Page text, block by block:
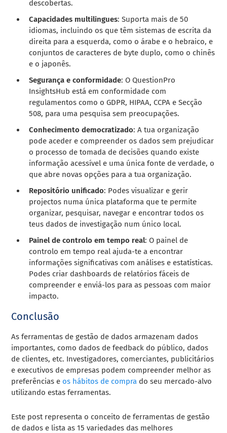
descobertas.
Capacidades multilingues: Suporta mais de 50
idiomas, incluindo os que têm sistemas de escrita da
direita para a esquerda, como o árabe e o hebraico, e
conjuntos de caracteres de byte duplo, como o chinês
e o japonês.
Segurança e conformidade: O QuestionPro
InsightsHub está em conformidade com
regulamentos como o GDPR, HIPAA, CCPA e Secção
508, para uma pesquisa sem preocupações.
Conhecimento democratizado: A tua organização
pode aceder e compreender os dados sem prejudicar
o processo de tomada de decisões quando existe
informação acessível e uma única fonte de verdade, o
que abre novas opções para a tua organização.
Repositório unificado: Podes visualizar e gerir
projectos numa única plataforma que te permite
organizar, pesquisar, navegar e encontrar todos os
teus dados de investigação num único local.
Painel de controlo em tempo real: O painel de
controlo em tempo real ajuda-te a encontrar
informações significativas com análises e estatísticas.
Podes criar dashboards de relatórios fáceis de
compreender e enviá-los para as pessoas com maior
impacto.
Conclusão
As ferramentas de gestão de dados armazenam dados
importantes, como dados de feedback do público, dados
de clientes, etc. Investigadores, comerciantes, publicitários
e executivos de empresas podem compreender melhor as
preferências e os hábitos de compra do seu mercado-alvo
utilizando estas ferramentas.
Este post representa o conceito de ferramentas de gestão
de dados e lista as 15 variedades das melhores